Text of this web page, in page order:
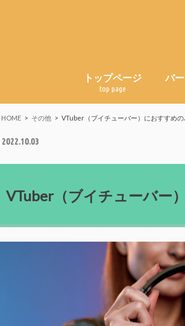
トップページ
top page
バ
HOME その他 VTuber（ブイチューバー）におすすめ
2022.10.03
VTuber（ブイチューバー